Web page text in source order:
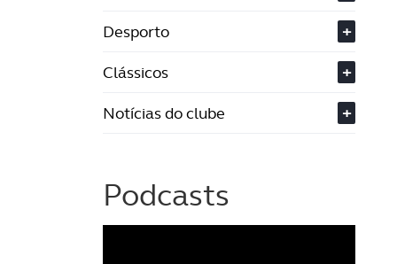
Desporto
+
Clássicos
+
Notícias do clube
+
Podcasts